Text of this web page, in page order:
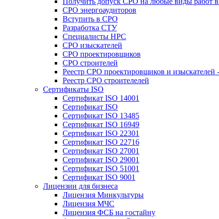
СРО энергоаудиторов
Вступить в СРО
Разработка СТУ
Специалисты НРС
СРО изыскателей
СРО проектировщиков
СРО строителей
Реестр СРО проектировщиков и изыскателей
Реестр СРО строителелей
Сертификаты ISO
Сертификат ISO 14001
Сертификат ISO
Сертификат ISO 13485
Сертификат ISO 16949
Сертификат ISO 22301
Сертификат ISO 22716
Сертификат ISO 27001
Сертификат ISO 29001
Сертификат ISO 51001
Сертификат ISO 9001
Лицензии для бизнеса
Лицензия Минкультуры
Лицензия МЧС
Лицензия ФСБ на гостайну